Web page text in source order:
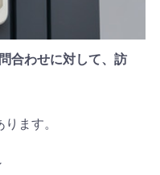
合わせに対して、訪
ます。